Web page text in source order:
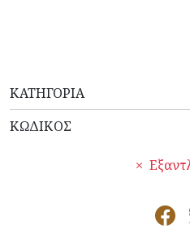
ΚΑΤΗΓΟΡΊΑ
ΚΩΔΙΚΌΣ